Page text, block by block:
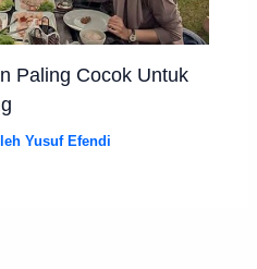
Paling Cocok Untuk
Yusuf Efendi